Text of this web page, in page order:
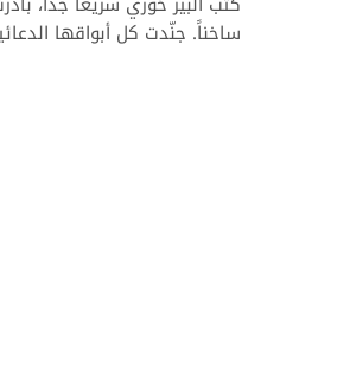
ساخناً. جنّدت كل أبواقها